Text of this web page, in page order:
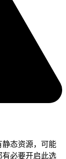
静态资源，可能
有必要开启此选